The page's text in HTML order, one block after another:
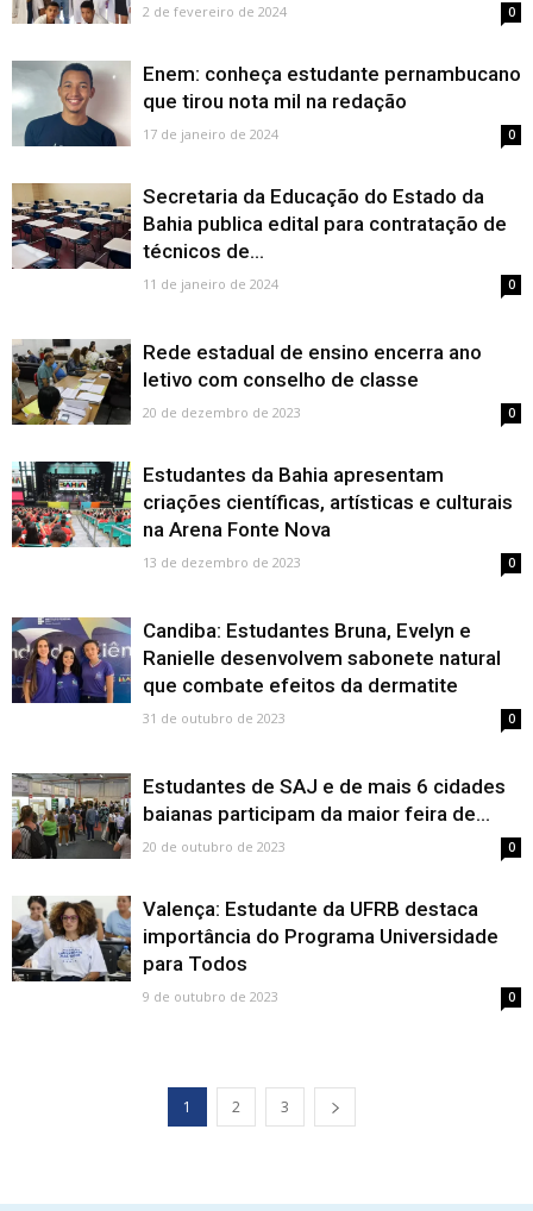
2 de fevereiro de 2024 0
Enem: conheça estudante pernambucano
que tirou nota mil na redação
17 de janeiro de 2024 0
Secretaria da Educação do Estado da
Bahia publica edital para contratação de
técnicos de...
11 de janeiro de 2024 0
Rede estadual de ensino encerra ano
letivo com conselho de classe
20 de dezembro de 2023 0
Estudantes da Bahia apresentam
criações científicas, artísticas e culturais
na Arena Fonte Nova
13 de dezembro de 2023 0
Candiba: Estudantes Bruna, Evelyn e
Ranielle desenvolvem sabonete natural
que combate efeitos da dermatite
31 de outubro de 2023 0
Estudantes de SAJ e de mais 6 cidades
baianas participam da maior feira de...
20 de outubro de 2023 0
Valença: Estudante da UFRB destaca
importância do Programa Universidade
para Todos
9 de outubro de 2023 0
1 2 3